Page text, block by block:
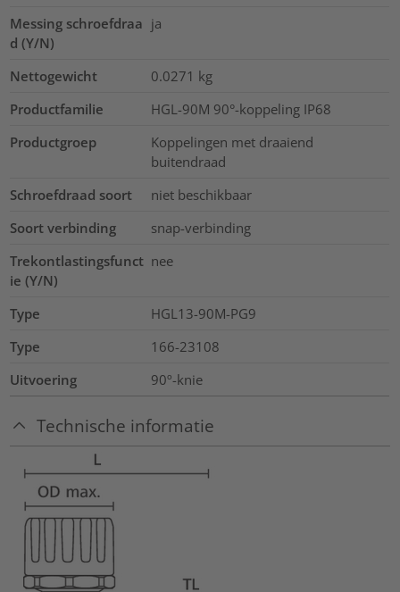
Messing schroefdraa
d (Y/N)
ja
Nettogewicht 0.0271 kg
Productfamilie
HGL-90M 90°-koppeling IP68
Productgroep
Koppelingen met draaiend
buitendraad
Schroefdraad soort
niet beschikbaar
Soort verbinding
snap-verbinding
Trekontlastingsfunct
ie (Y/N)
nee
Type
HGL13-90M-PG9
Type
166-23108
Uitvoering
90º-knie
Technische informatie